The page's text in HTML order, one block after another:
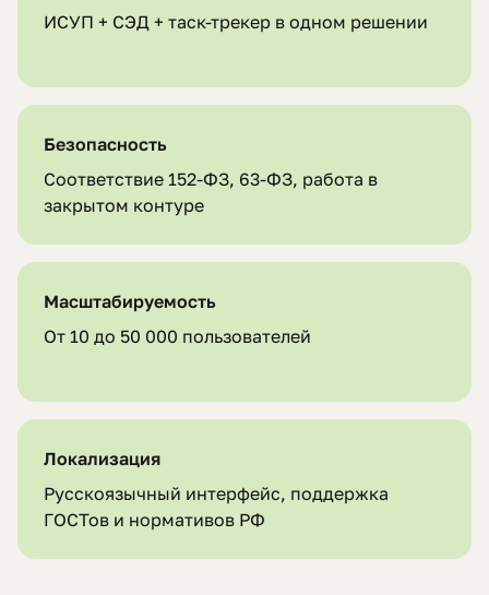
ИСУП + СЭД + таск-трекер в одном решении
Безопасность
Соответствие 152-ФЗ, 63-ФЗ, работа в
закрытом контуре
Масштабируемость
От 10 до 50 000 пользователей
Локализация
Русскоязычный интерфейс, поддержка
ГОСТов и нормативов РФ